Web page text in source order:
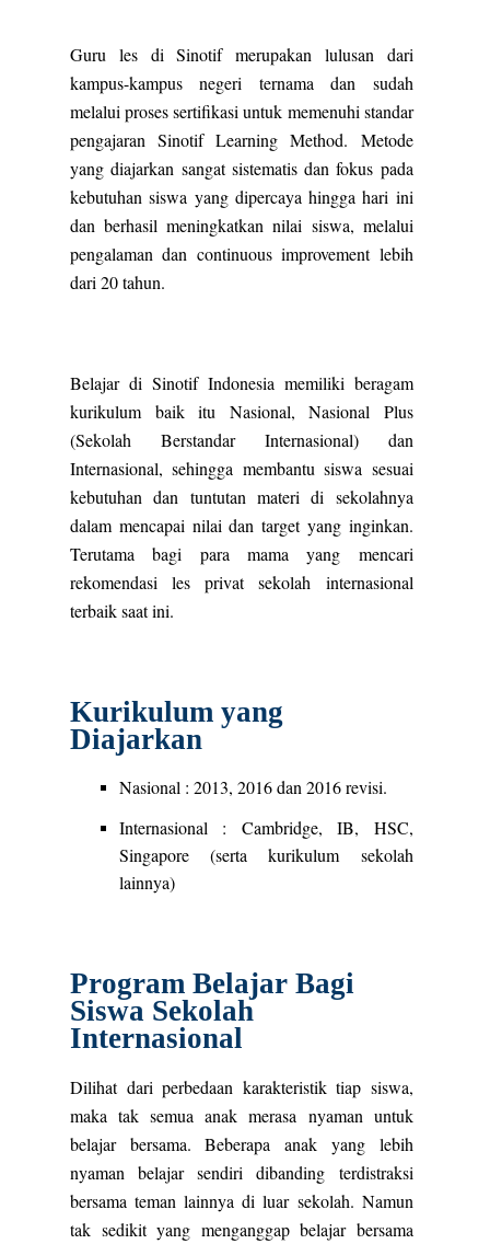
Guru les di Sinotif merupakan lulusan dari
kampus-kampus negeri ternama dan sudah
melalui proses sertifikasi untuk memenuhi standar
pengajaran Sinotif Learning Method. Metode
yang diajarkan sangat sistematis dan fokus pada
kebutuhan siswa yang dipercaya hingga hari ini
dan berhasil meningkatkan nilai siswa, melalui
pengalaman dan continuous improvement lebih
dari 20 tahun.
Belajar di Sinotif Indonesia memiliki beragam
kurikulum baik itu Nasional, Nasional Plus
(Sekolah Berstandar Internasional) dan
Internasional, sehingga membantu siswa sesuai
kebutuhan dan tuntutan materi di sekolahnya
dalam mencapai nilai dan target yang inginkan.
Terutama bagi para mama yang mencari
rekomendasi les privat sekolah internasional
terbaik saat ini.
Kurikulum yang
Diajarkan
Nasional : 2013, 2016 dan 2016 revisi.
Internasional : Cambridge, IB, HSC,
Singapore (serta kurikulum sekolah
lainnya)
Program Belajar Bagi
Siswa Sekolah
Internasional
Dilihat dari perbedaan karakteristik tiap siswa,
maka tak semua anak merasa nyaman untuk
belajar bersama. Beberapa anak yang lebih
nyaman belajar sendiri dibanding terdistraksi
bersama teman lainnya di luar sekolah. Namun
tak sedikit yang menganggap belajar bersama